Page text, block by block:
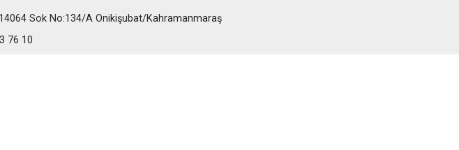
Sok No:134/A Onikişubat/Kahramanmaraş
76 10